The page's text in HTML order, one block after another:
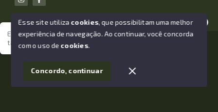
Estamos aqui para te ajudar. Vamos juntos nessa jornada
tão importante da sua vida?
© Copyright 2026 - João Losano Corretor de Imóveis -
SITE PARA IMOBILIARIA
Esse site utiliza cookies, que possibilitam uma melhor
experiência de navegação.Ao continuar, você concorda
com o uso de cookies.
Concordo, continuar